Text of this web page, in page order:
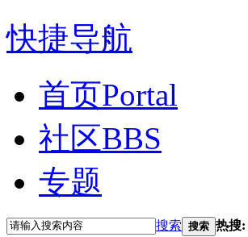
快捷导航
首页Portal
社区BBS
专题
搜索 搜索 热搜: